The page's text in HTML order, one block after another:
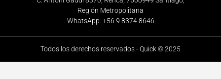
Región Metropolitana
WhatsApp: +56 9 8374 8646
Todos los derechos reservados - Quick © 2025